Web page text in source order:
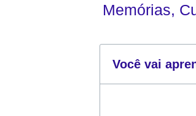
Memórias,
Você vai